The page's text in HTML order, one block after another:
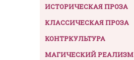
ИСТОРИЧЕСКАЯ ПРОЗА
КЛАССИЧЕСКАЯ ПРОЗА
КОНТРКУЛЬТУРА
МАГИЧЕСКИЙ РЕАЛИЗМ